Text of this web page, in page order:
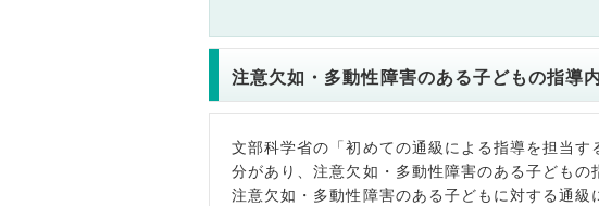
注意欠如・多動性障害のある子どもの指導
文部科学省の「初めての通級による指導を担当
分があり、注意欠如・多動性障害のある子どもの
注意欠如・多動性障害のある子どもに対する通